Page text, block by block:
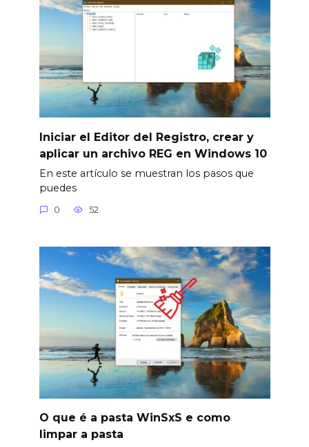
Iniciar el Editor del Registro, crear y
aplicar un archivo REG en Windows 10
En este artículo se muestran los pasos que
puedes
0 52
O que é a pasta WinSxS e como
limpar a pasta